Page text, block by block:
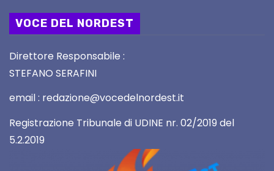
VOCE DEL NORDEST
Direttore Responsabile :
STEFANO SERAFINI
email : redazione@vocedelnordest.it
Registrazione Tribunale di UDINE nr. 02/2019 del
5.2.2019